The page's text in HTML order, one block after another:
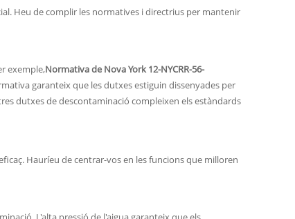
Heu de complir les normatives i directrius per mantenir
exemple,Normativa de Nova York 12-NYCRR-56-
garanteix que les dutxes estiguin dissenyades per
dutxes de descontaminació compleixen els estàndards
Hauríeu de centrar-vos en les funcions que milloren